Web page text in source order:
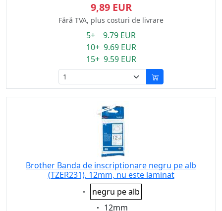
9,89 EUR
Fără TVA, plus costuri de livrare
5+ 9.79 EUR
10+ 9.69 EUR
15+ 9.59 EUR
Brother Banda de inscriptionare negru pe alb
(TZER231), 12mm, nu este laminat
Eigenschaft:
negru pe alb
Eigenschaft:
12mm